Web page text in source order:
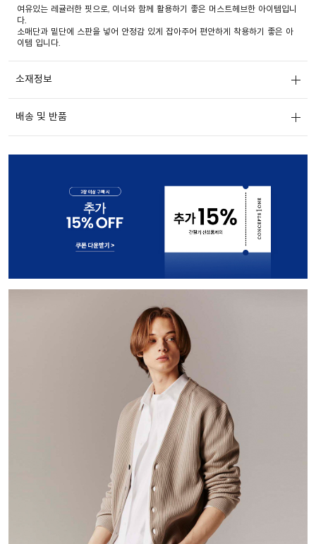
여유있는 레귤러한 핏으로, 이너와 함께 활용하기 좋은 머스트헤브한 아이템입니
다.
소매단과 밑단에 스판을 넣어 안정감 있게 잡아주어 편안하게 착용하기 좋은 아
이템 입니다.
소재정보
배송 및 반품